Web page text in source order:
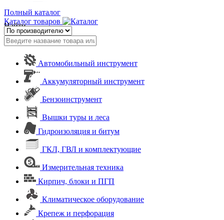
Полный каталог
Каталог товаров
Найти
Автомобильный инструмент
Аккумуляторный инструмент
Бензоинструмент
Вышки туры и леса
Гидроизоляция и битум
ГКЛ, ГВЛ и комплектующие
Измерительная техника
Кирпич, блоки и ПГП
Климатическое оборудование
Крепеж и перфорация